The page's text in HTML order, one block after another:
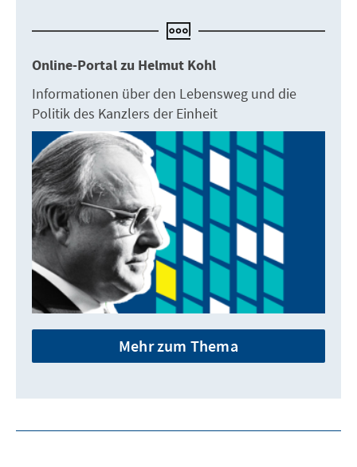
Online-Portal zu Helmut Kohl
Informationen über den Lebensweg und die
Politik des Kanzlers der Einheit
Mehr zum Thema